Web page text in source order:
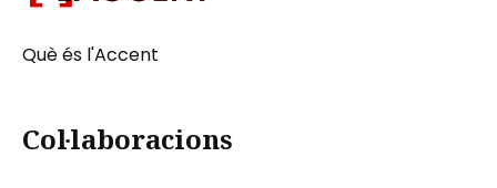
Què és l'Accent
Col·laboracions